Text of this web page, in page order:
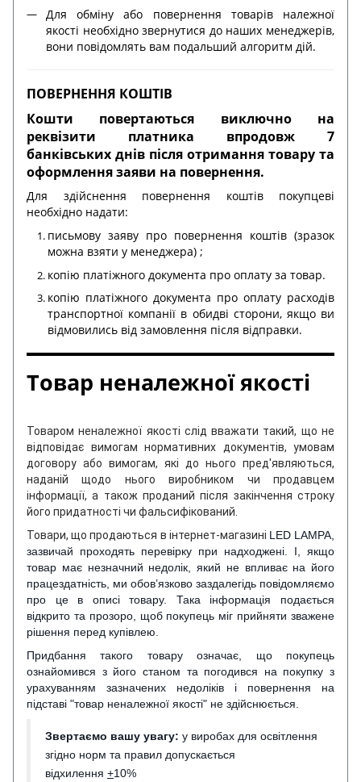
Для обміну або повернення товарів належної
якості необхідно звернутися до наших менеджерів,
вони повідомлять вам подальший алгоритм дій.
ПОВЕРНЕННЯ КОШТІВ
Кошти повертаються виключно на
реквізити платника впродовж 7
банківських днів після отримання товару та
оформлення заяви на повернення.
Для здійснення повернення коштів покупцеві
необхідно надати:
письмову заяву про повернення коштів (зразок
можна взяти у менеджера) ;
копію платіжного документа про оплату за товар.
копію платіжного документа про оплату расходів
транспортної компанії в обидві сторони, якщо ви
відмовились від замовлення після відправки.
Товар неналежної якості
Товаром неналежної якості слід вважати такий, що не
відповідає вимогам нормативних документів, умовам
договору або вимогам, які до нього пред'являються,
наданій щодо нього виробником чи продавцем
інформації, а також проданий після закінчення строку
його придатності чи фальсифікований.
Товари, що продаються в інтернет-магазині LED LAMPA,
зазвичай проходять перевірку при надходжені. І, якщо
товар має незначний недолік, який не впливає на його
працездатність, ми обов’язково заздалегідь повідомляємо
про це в описі товару. Така інформація подається
відкрито та прозоро, щоб покупець міг прийняти зважене
рішення перед купівлею.
Придбання такого товару означає, що покупець
ознайомився з його станом та погодився на покупку з
урахуванням зазначених недоліків і повернення на
підставі "товар неналежної якості" не здійснюється.
Звертаємо вашу увагу: у виробах для освітлення
згідно норм та правил допускається
відхилення +10%